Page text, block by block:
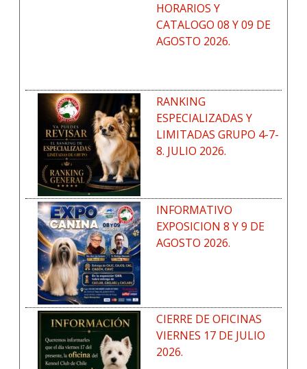
HORARIOS Y
CATALOGO 08 Y 09 DE
AGOSTO 2026.
RANKING
ESPECIALIZADAS Y
LIMITADAS GRUPO 4-7-
8. JULIO 2026.
INFORMATIVO
EXPOSICION 8 Y 9 DE
AGOSTO 2026.
CIERRE DE OFICINAS
VIERNES 17 DE JULIO
2026.